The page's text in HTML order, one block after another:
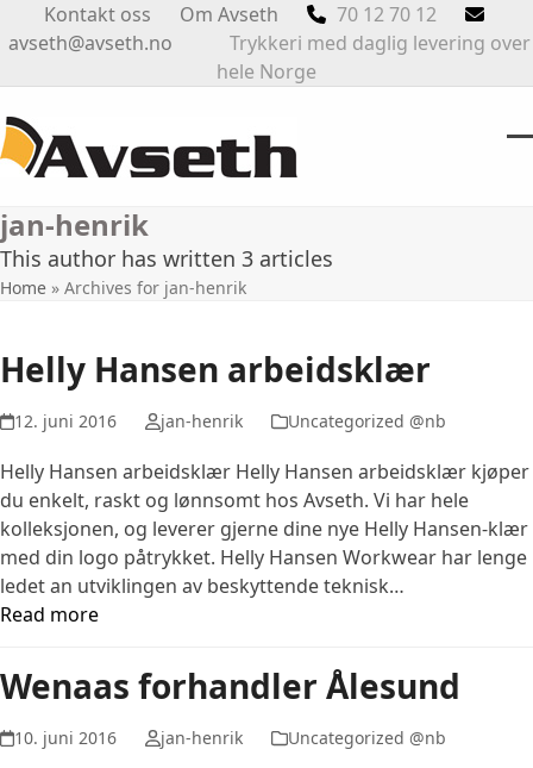
to
Kontakt oss Om Avseth
70 12 70 12
avseth@avseth.no Trykkeri med daglig levering over
hele Norge
jan-henrik
This author has written 3 articles
Home » Archives for jan-henrik
Helly Hansen arbeidsklær
12. juni 2016 jan-henrik Uncategorized @nb
Helly Hansen arbeidsklær Helly Hansen arbeidsklær kjøper
du enkelt, raskt og lønnsomt hos Avseth. Vi har hele
kolleksjonen, og leverer gjerne dine nye Helly Hansen-klær
med din logo påtrykket. Helly Hansen Workwear har lenge
ledet an utviklingen av beskyttende teknisk…
Read more
Wenaas forhandler Ålesund
10. juni 2016 jan-henrik Uncategorized @nb